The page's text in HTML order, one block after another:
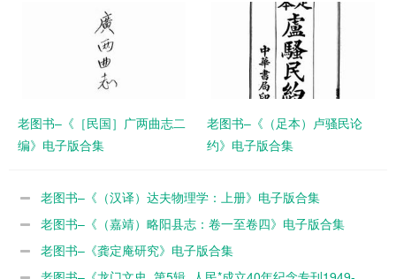
老图书–《［民国］广两曲志二
编》电子版合集
老图书–《（足本）卢骚民论
约》电子版合集
老图书–《（汉译）达夫物理学：上册》电子版合集
老图书–《（嘉靖）略阳县志：卷一至卷四》电子版合集
老图书–《龚定庵研究》电子版合集